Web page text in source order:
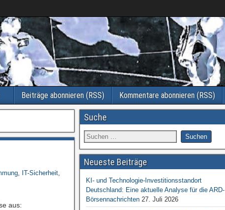
Beiträge abonnieren (RSS) Kommentare abonnieren (RSS)
, IT-Sicherheit,
aus:
Suche
Neueste Beiträge
KI- und Technologie-Investitionsstandort
Deutschland: Eine aktuelle Analyse für die ARD-
Börsennachrichten 27. Juli 2026